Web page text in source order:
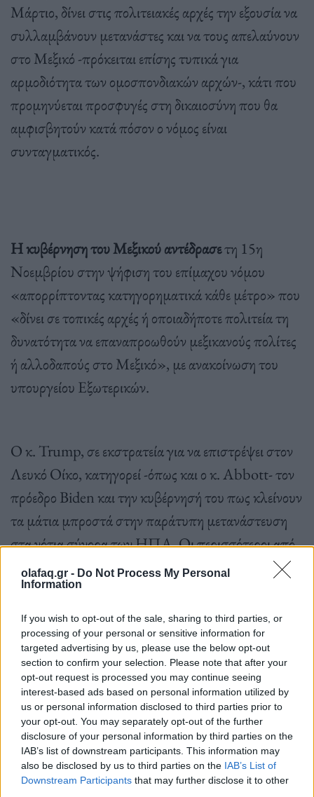
olafaq.gr - Do Not Process My Personal
Information
If you wish to opt-out of the sale, sharing to third parties, or
processing of your personal or sensitive information for
targeted advertising by us, please use the below opt-out
section to confirm your selection. Please note that after your
opt-out request is processed you may continue seeing
interest-based ads based on personal information utilized by
us or personal information disclosed to third parties prior to
your opt-out. You may separately opt-out of the further
disclosure of your personal information by third parties on the
IAB’s list of downstream participants. This information may
also be disclosed by us to third parties on the IAB’s List of
Downstream Participants that may further disclose it to other
Μάρτιο, δίνει στις πολιτειακές αρχές την εξουσία να
συλλαμβάνουν μετανάστες και να τους απελαύνουν
στο Μεξικό -πρόκειται επίσης τυπικά για
αρμοδιότητα των ομοσπονδιακών αρχών-, κάτι που
προμηνύεται προσφυγές στη δικαιοσύνη που θα
αμφισβητούν κατά πόσον ο νόμος είναι
συνταγματικός.
Η κυβέρνηση του Μεξικού αντέδρασετη 15η
Νοεμβρίου στην ψήφιση του επίμαχου νόμου
«απορρίπτοντας κατηγορηματικά κάθε μέτρο» που
«δίνει σε τοπικές αρχές ή οποιαδήποτε πολιτεία τη
δυνατότητα να επαναπροωθούν μεξικανούς πολίτες
ή αλλοδαπούς στο Μεξικό», με ανακοίνωση του
υπουργείου Εξωτερικών.
Ο κ. Trump, σε εκστρατεία για να επιστρέψει στον
Λευκό Οίκο, κατηγορεί -όπως και ο κ. Abbott- τον
πρόεδρο Biden και την κυβέρνησή του πως κλείνουν
τα μάτια μπροστά στην παράτυπη μετανάστευση
στα νότια σύνορα των ΗΠΑ. Οι περισσότεροι από
τους μετανάστες είναι πολίτες χωρών της Λατινικής
Αμερικής, που εγκαταλείπουν τις πατρίδες τους για
να σωθούν από τη φτώχεια και τη βία.
Πηγή: ΑΠΕ-ΜΠΕ
Ακολουθήστε το OLAFAQ
στο Google News